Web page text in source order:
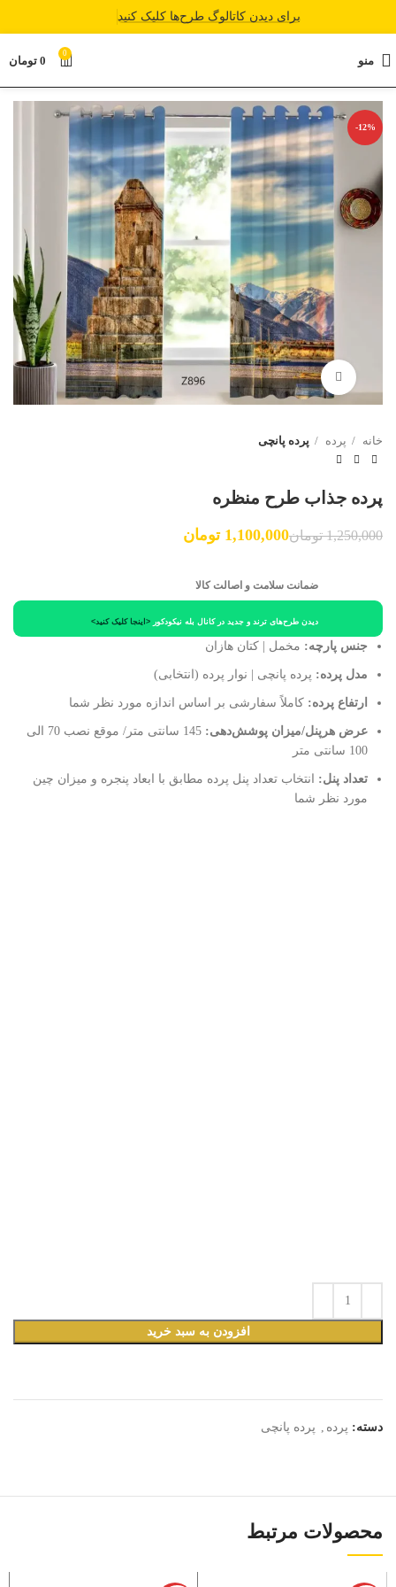
برای دیدن کاتالوگ طرح‌ها کلیک کنید
منو
0
0 تومان
-12%
برای بزرگنمایی کلیک کنید
خانه پرده پرده پانچی
پرده جذاب طرح منظره
1,250,000 تومان1,100,000 تومان
ضمانت سلامت و اصالت کالا
دیدن طرح‌های ترند و جدید در کانال بله نیکودکور <اینجا کلیک کنید>
جنس پارچه: مخمل | کتان هازان
مدل پرده: پرده پانچی | نوار پرده (انتخابی)
ارتفاع پرده: کاملاً سفارشی بر اساس اندازه مورد نظر شما
عرض هرپنل/میزان پوشش‌دهی:
145 سانتی متر/ موقع نصب 70 الی
100 سانتی متر
تعداد پنل: انتخاب تعداد پنل پرده مطابق با ابعاد پنجره و میزان چین
مورد نظر شما
افزودن به سبد خرید
دسته: پرده پرده پانچی
محصولات مرتبط